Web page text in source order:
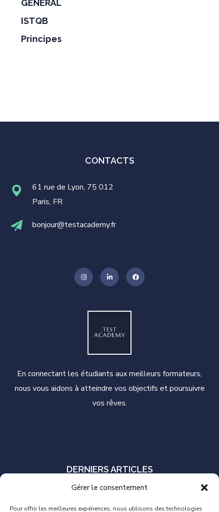
Gérer le consentement
Pour offrir les meilleures expériences, nous utilisons des technologies
GENERAL
ISTQB
Principes
CONTACTS
61 rue de Lyon, 75 012
Paris, FR
bonjour@testacademy.fr
En connectant les étudiants aux meilleurs formateurs,
nous vous aidons à atteindre vos objectifs et poursuivre
vos rêves.
DERNIERS ARTICLES
S’il faut en choisir un seul, quel outil
d’automatisation des tests sélectionner?